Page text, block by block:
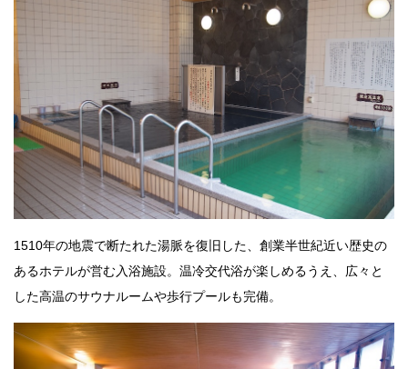
1510年の地震で断たれた湯脈を復旧した、創業半世紀近い歴史の
あるホテルが営む入浴施設。温冷交代浴が楽しめるうえ、広々と
した高温のサウナルームや歩行プールも完備。